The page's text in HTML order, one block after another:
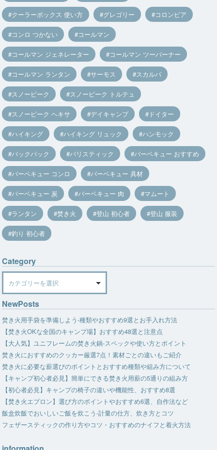
クーラーボックス 使い方 グレゴリー コロンビア
コンロ つかない コールマン
コールマン ジェネレーター コールマン ツーバーナー
コールマン ランタン サーモス スカルパ
スノーピーク スノーピーク トルテュ
スノーピーク ヘキサ デイキャンプ ドイター
ハイキング ハイキング リュック ハンモック
バックパック バリスティック バーベキュー おすすめ
バーベキュー コンロ バーベキュー 具材
バーベキュー 炭 バーベキュー 肉 マムート
ランタン 焚き火 登山 初心者 登山 服装
釣り 初心者
Category
NewPosts
焚き火用手袋を準備しよう-種類やおすすめ9選とお手入れ方法
【焚き火OKな全国のキャンプ場】おすすめ48選と注意点
【大人気】ユニフレームの焚き火鍋-スペックや使い方とポイント
焚き火におすすめのクッカー厳選7点！素材ごとの違いもご紹介
焚き火に必要な薪選びのポイントとおすすめ種類や組み方について
【キャンプ初心者必見】簡単にできる焚き火用薪の5通りの組み方
【初心者必見】キャンプの椅子の違いや機能性、おすすめ8選
【焚き火エプロン】選び方のポイントやおすすめ6選、自作法など
飯盒炊飯でおいしいご飯を炊こう-計量の仕方、炊き方とコツ
フェザースティックの作り方やコツ・おすすめのナイフと着火方法